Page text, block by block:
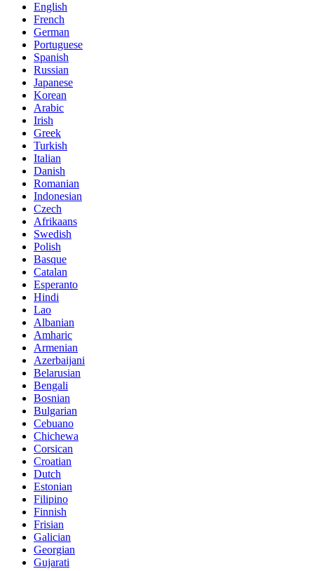
English
French
German
Portuguese
Spanish
Russian
Japanese
Korean
Arabic
Irish
Greek
Turkish
Italian
Danish
Romanian
Indonesian
Czech
Afrikaans
Swedish
Polish
Basque
Catalan
Esperanto
Hindi
Lao
Albanian
Amharic
Armenian
Azerbaijani
Belarusian
Bengali
Bosnian
Bulgarian
Cebuano
Chichewa
Corsican
Croatian
Dutch
Estonian
Filipino
Finnish
Frisian
Galician
Georgian
Gujarati